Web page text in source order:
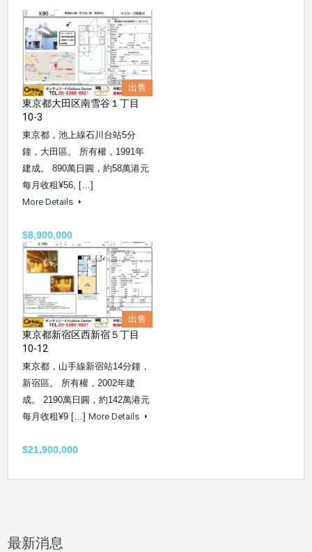
出售
東京都大田区南雪谷１丁目
10-3
東京都，池上線石川台站5分
鐘，大田區。 所有權，1991年
建成。 890萬日圓，約58萬港元
每月收租¥56, […]
More Details
$8,900,000
出售
東京都新宿区西新宿５丁目
10-12
東京都，山手線新宿站14分鐘，
新宿區。 所有權，2002年建
成。 2190萬日圓，約142萬港元
每月收租¥9 […]More Details
$21,900,000
最新消息